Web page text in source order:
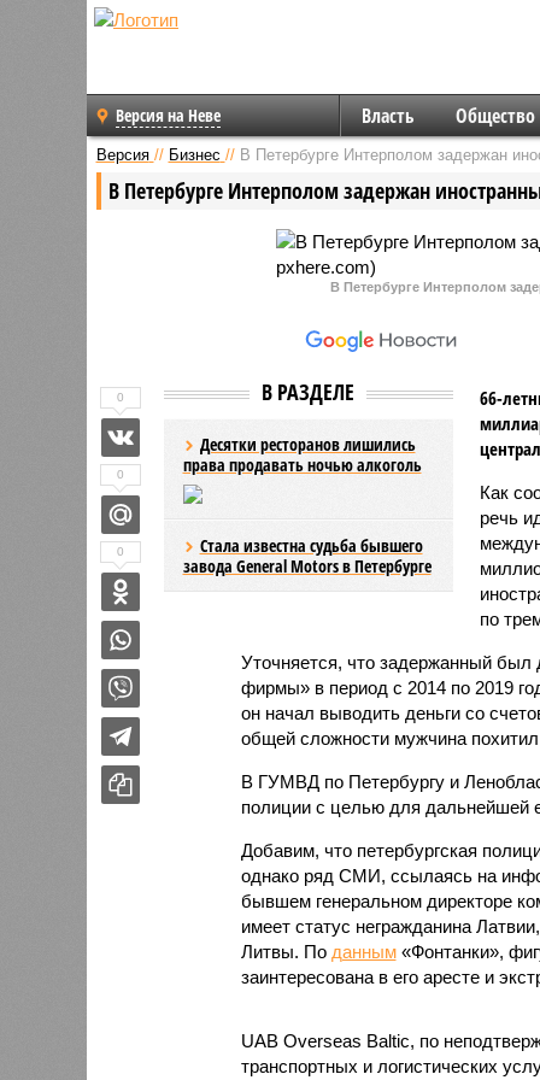
Версия на Неве Власть Общество
Версия // Бизнес // В Петербурге Интерполом задержан
В Петербурге Интерполом задержан
В Петербурге Интерполом
В РАЗДЕЛЕ
Десятки ресторанов лишились
права продавать ночью алкоголь
Стала известна судьба бывшего
завода General Motors в Петербурге
66-
Как
речь
по
Уточняется, что задержанный был
фирмы» в период с 2014 по 2019
он начал выводить деньги со
общей сложности мужчина
В ГУМВД по Петербургу и
полиции с целью для дальнейшей
Добавим, что петербургская
однако ряд СМИ, ссылаясь на
бывшем генеральном директоре
имеет статус негражданина
Литвы. По данным«Фонтанки»,
заинтересована в его аресте и
UAB Overseas Baltic, по
транспортных и логистических
0
0
0